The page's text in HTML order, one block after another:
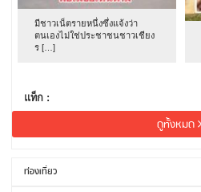
มีชาวเน็ตรายหนึ่งซึ่งแจ้งว่า
ตนเองไม่ใช่ประชาชนชาวเชียง
ร […]
แท็ก :
ดูทั้งหมด
ท่องเที่ยว